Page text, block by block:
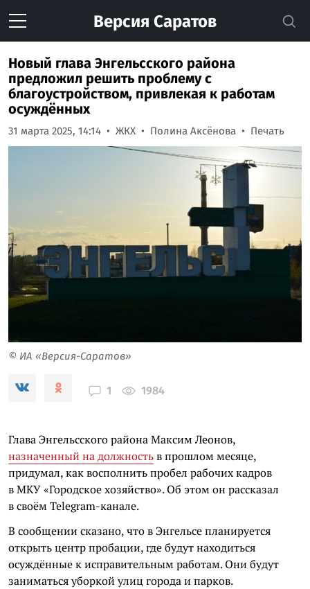
Версия Саратов
Новый глава Энгельсского района
предложил решить проблему с
благоустройством, привлекая к работам
осуждённых
31 марта 2025, 14:14 ЖКХ Полина Аксёнова Печать
© ИА «Версия-Саратов»
1 1984
Глава Энгельсского района Максим Леонов,
назначенный на должностьв прошлом месяце,
придумал, как восполнить пробел рабочих кадров
в МКУ «Городское хозяйство». Об этом он рассказал
в своём Telegram-канале.
В сообщении сказано, что в Энгельсе планируется
открыть центр пробации, где будут находиться
осуждённые к исправительным работам. Они будут
заниматься уборкой улиц города и парков.